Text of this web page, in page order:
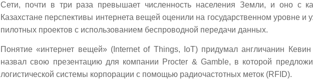
Сети, почти в три раза превышает численность населения Земли, и оно с
Казахстане перспективы интернета вещей оценили на государственном уровне и
пилотных проектов с использованием беспроводной передачи данных.
Понятие «интернет вещей» (Internet of Things, IoT) придумал англичанин
назвал свою презентацию для компании Procter & Gamble, в которой
логистической системы корпорации с помощью радиочастотных меток (RFID).